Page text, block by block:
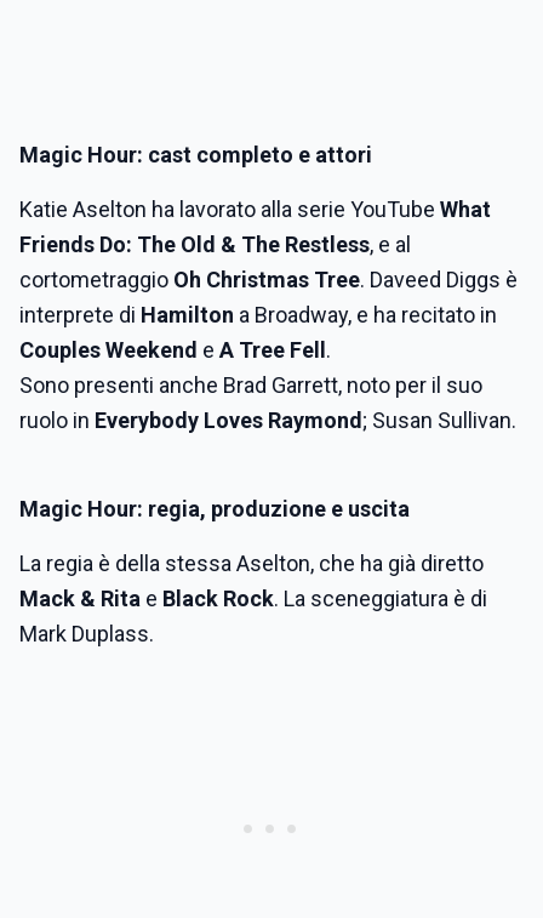
Magic Hour: cast completo e attori
Katie Aselton ha lavorato alla serie YouTube What
Friends Do: The Old & The Restless, e al
cortometraggio Oh Christmas Tree. Daveed Diggs è
interprete di Hamilton a Broadway, e ha recitato in
Couples Weekend e A Tree Fell .
Sono presenti anche Brad Garrett, noto per il suo
ruolo in Everybody Loves Raymond; Susan Sullivan.
Magic Hour: regia, produzione e uscita
La regia è della stessa Aselton, che ha già diretto
Mack & Rita e Black Rock. La sceneggiatura è di
Mark Duplass.